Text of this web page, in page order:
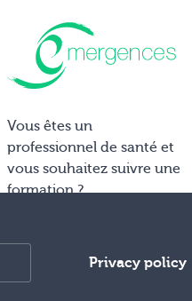
Vous êtes un
professionnel de santé et
vous souhaitez suivre une
formation ?
sur www.hypnoses.com
Privacy policy